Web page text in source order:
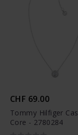
CHF 69.00
Tommy Hilfiger
Core - 2780284